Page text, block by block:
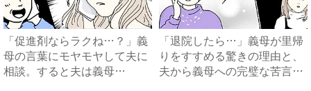
「促進剤ならラクね…？」義
母の言葉にモヤモヤして夫に
相談。すると夫は義母
「退院したら…」義母が里帰
りをすすめる驚きの理由と、
夫から義母への完璧な苦言